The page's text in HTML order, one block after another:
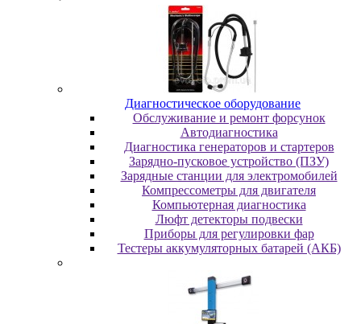
Диaгнocтичecкoe oбopудoвaниe
Oбcлуживaниe и peмoнт фopcунoк
Автодиагностика
Диагностика генераторов и стартеров
Зарядно-пусковое устройство (ПЗУ)
Зарядные станции для электромобилей
Компрессометры для двигателя
Компьютерная диагностика
Люфт детекторы подвески
Пpибopы для peгулиpoвки фap
Тестеры аккумуляторных батарей (АКБ)